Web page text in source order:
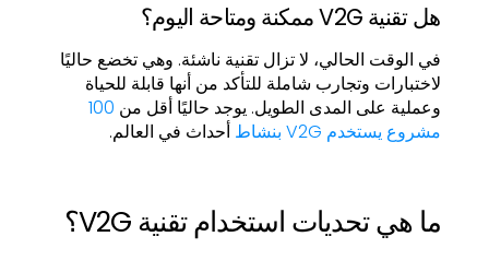
هل تقنية V2G ممكنة ومتاحة اليوم؟
في الوقت الحالي، لا تزال تقنية ناشئة. وهي تخضع حاليًا
لاختبارات وتجارب شاملة للتأكد من أنها قابلة للحياة
وعملية على المدى الطويل. يوجد حاليًا أقل من 100
مشروع يستخدم V2G بنشاط
أحداث في العالم.
ما هي تحديات استخدام تقنية V2G؟